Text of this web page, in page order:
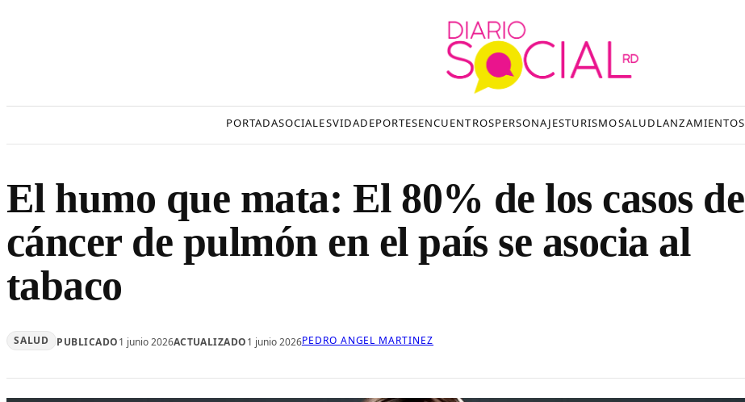
PORTADASOCIALESVIDADEPORTESENCUENTROSPERSONAJESTURISMOSALUDLANZAMIENTOS
El humo que mata: El 80% de los casos de
cáncer de pulmón en el país se asocia al
tabaco
SALUD PUBLICADO1 junio 2026ACTUALIZADO1 junio 2026PEDRO ANGEL MARTINEZ